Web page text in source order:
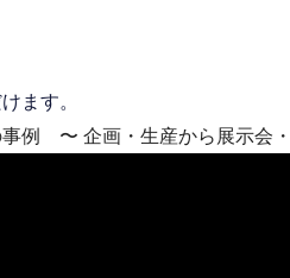
ます。
例 〜 企画・生産から展示会